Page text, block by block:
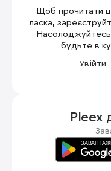
Щоб прочитати
ласка,
будьте в
Увійти
Pleex